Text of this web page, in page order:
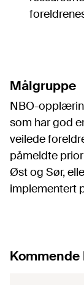
Målgruppe
NBO-
som har god
veilede
påmeldte
Øst og Sør,
implementert
Kommende